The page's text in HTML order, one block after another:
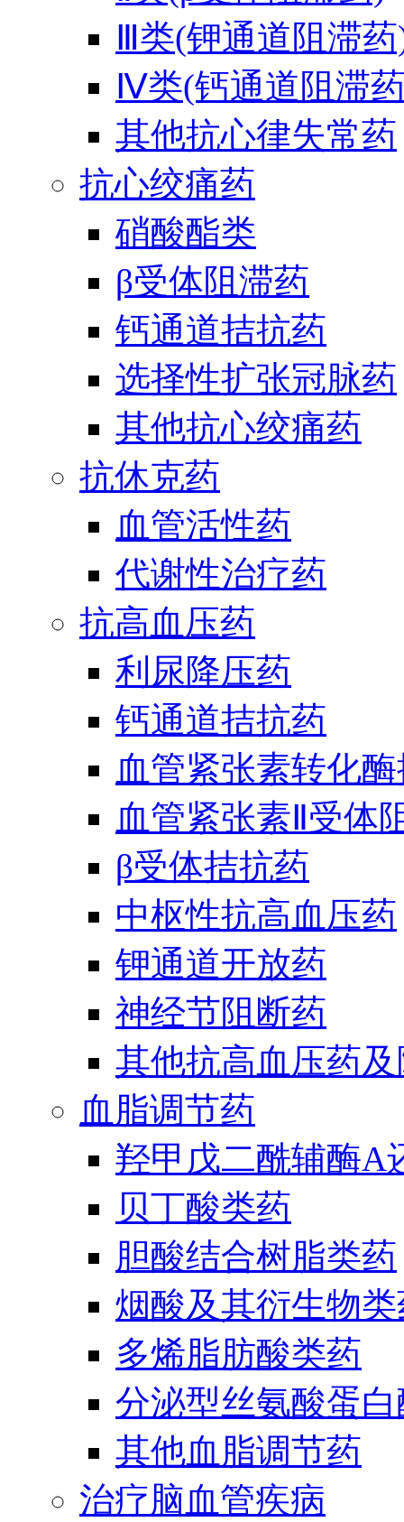
Ⅲ类(钾通道阻滞
Ⅳ类(钙通道阻滞
其他抗心律失常药
抗心绞痛药
硝酸酯类
β受体阻滞药
钙通道拮抗药
选择性扩张冠脉药
其他抗心绞痛药
抗休克药
血管活性药
代谢性治疗药
抗高血压药
利尿降压药
钙通道拮抗药
血管紧张素转化
血管紧张素Ⅱ受体
β受体拮抗药
中枢性抗高血压药
钾通道开放药
神经节阻断药
其他抗高血压药
血脂调节药
羟甲戊二酰辅酶A
贝丁酸类药
胆酸结合树脂类药
烟酸及其衍生物
多烯脂肪酸类药
分泌型丝氨酸蛋
其他血脂调节药
治疗脑血管疾病